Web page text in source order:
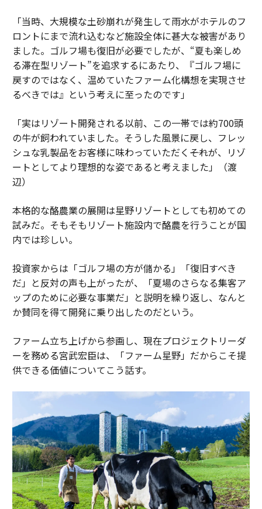
「当時、大規模な土砂崩れが発生して雨水がホテルのフ
ロントにまで流れ込むなど施設全体に甚大な被害があり
ました。ゴルフ場も復旧が必要でしたが、“夏も楽しめ
る滞在型リゾート”を追求するにあたり、『ゴルフ場に
戻すのではなく、温めていたファーム化構想を実現させ
るべきでは』という考えに至ったのです」
「実はリゾート開発される以前、この一帯では約700頭
の牛が飼われていました。そうした風景に戻し、フレッ
シュな乳製品をお客様に味わっていただく――それが、リゾ
ートとしてより理想的な姿であると考えました」（渡
辺）
本格的な酪農業の展開は星野リゾートとしても初めての
試みだ。そもそもリゾート施設内で酪農を行うことが国
内では珍しい。
投資家からは「ゴルフ場の方が儲かる」「復旧すべき
だ」と反対の声も上がったが、「夏場のさらなる集客ア
ップのために必要な事業だ」と説明を繰り返し、なんと
か賛同を得て開発に乗り出したのだという。
ファーム立ち上げから参画し、現在プロジェクトリーダ
ーを務める宮武宏臣は、「ファーム星野」だからこそ提
供できる価値についてこう話す。